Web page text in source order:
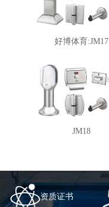
好博体育:JM17
JM18
资质证书